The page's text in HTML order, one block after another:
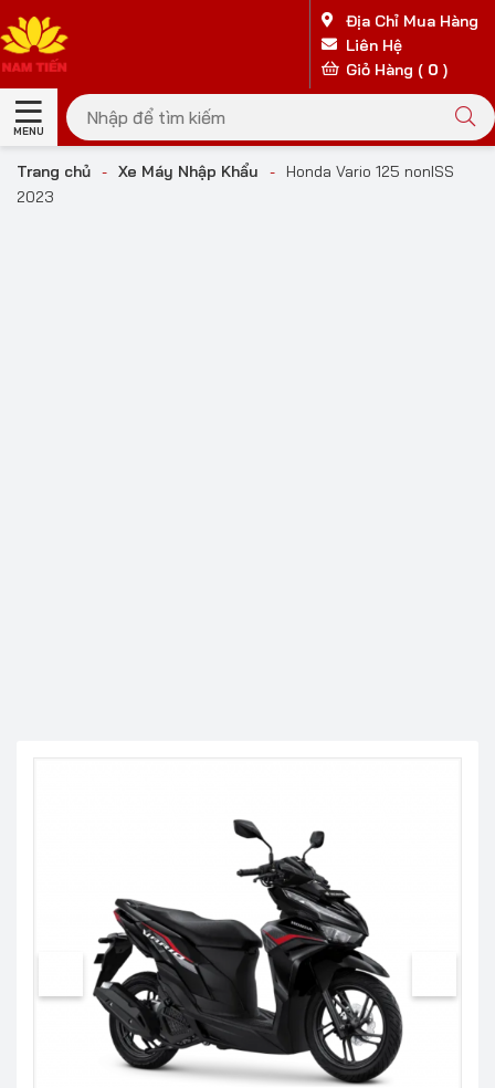
Địa Chỉ Mua Hàng
Liên Hệ
Giỏ Hàng ( 0 )
MENU
Trang chủ - Xe Máy Nhập Khẩu -
Honda Vario 125 nonISS
2023